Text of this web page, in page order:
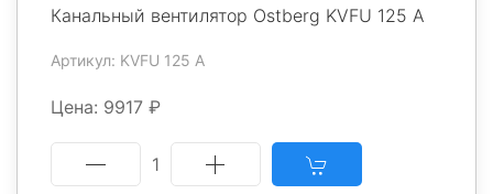
Канальный вентилятор Ostberg KVFU 125 A
Артикул: KVFU 125 A
Цена: 9917 ₽
1